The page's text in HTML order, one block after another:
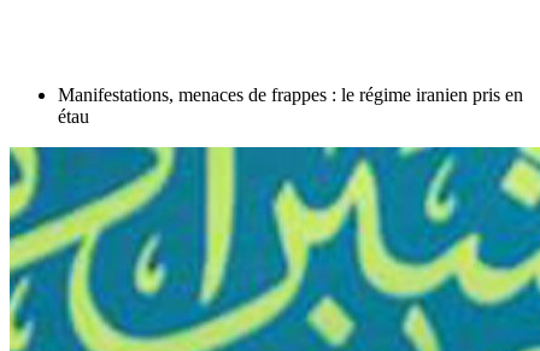
Manifestations, menaces de frappes : le régime iranien pris en
étau